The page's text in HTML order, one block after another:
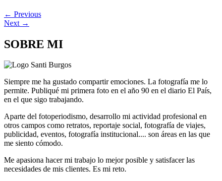
← Previous
Next →
SOBRE MI
Siempre me ha gustado compartir emociones. La fotografía me lo
permite. Publiqué mi primera foto en el año 90 en el diario El País,
en el que sigo trabajando.
Aparte del fotoperiodismo, desarrollo mi actividad profesional en
otros campos como retratos, reportaje social, fotografía de viajes,
publicidad, eventos, fotografía institucional.... son áreas en las que
me siento cómodo.
Me apasiona hacer mi trabajo lo mejor posible y satisfacer las
necesidades de mis clientes. Es mi reto.